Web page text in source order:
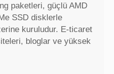
paketleri, güçlü AMD
SSD disklerle
kuruludur. E-ticaret
bloglar ve yüksek